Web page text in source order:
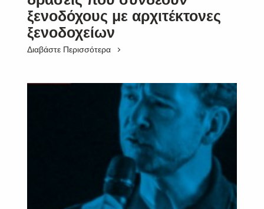
ξενοδόχους με αρχιτέκτονες
ξενοδοχείων
Διαβάστε Περισσότερα